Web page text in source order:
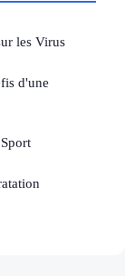
les Virus
d'une